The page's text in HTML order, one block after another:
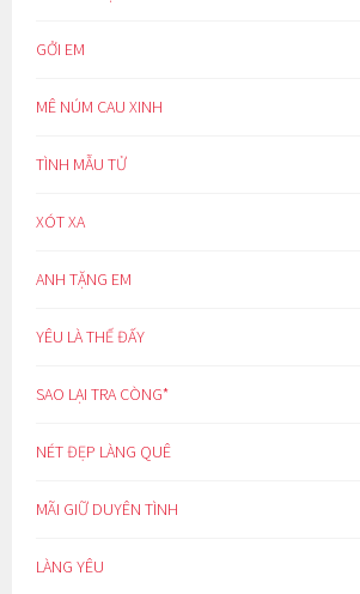
GỞI EM
MÊ NÚM CAU XINH
TÌNH MẪU TỬ
XÓT XA
ANH TẶNG EM
YÊU LÀ THẾ ĐẤY
SAO LẠI TRA CÒNG*
NÉT ĐẸP LÀNG QUÊ
MÃI GIỮ DUYÊN TÌNH
LÀNG YÊU